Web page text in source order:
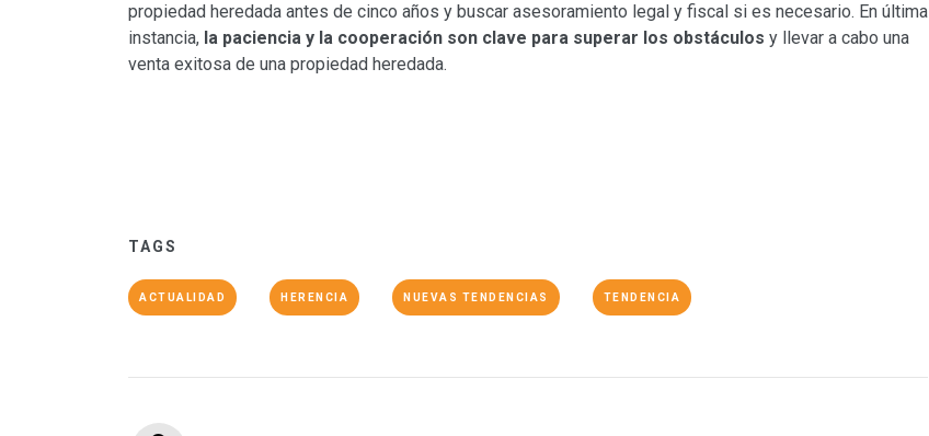
propiedad heredada antes de cinco años y buscar asesoramiento legal y fiscal si es necesario. En última
instancia, la paciencia y la cooperación son clave para superar los obstáculos y llevar a cabo una
venta exitosa de una propiedad heredada.
TAGS
ACTUALIDAD HERENCIA NUEVAS TENDENCIAS TENDENCIA